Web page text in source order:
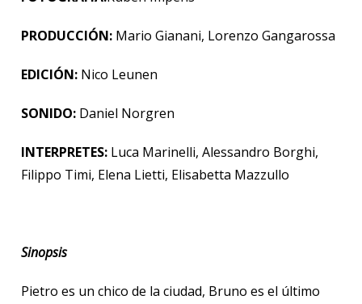
PRODUCCIÓN: Mario Gianani, Lorenzo Gangarossa
EDICIÓN: Nico Leunen
SONIDO: Daniel Norgren
INTERPRETES: Luca Marinelli, Alessandro Borghi,
Filippo Timi, Elena Lietti, Elisabetta Mazzullo
Sinopsis
Pietro es un chico de la ciudad, Bruno es el último